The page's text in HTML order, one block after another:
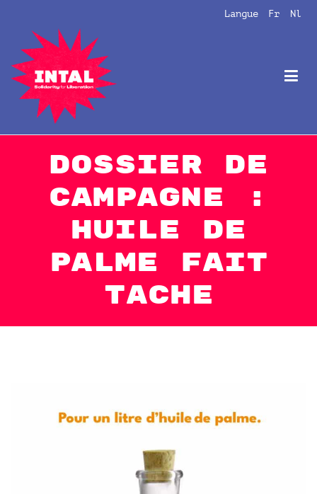
Langue Fr Nl
Intal
Globalize Solidarity!
Dossier de
campagne :
Huile de
palme fait
tache